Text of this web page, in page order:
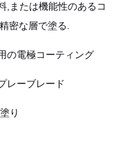
,または機能性のあるコ
密な層で塗る.
の電極コーティング
レーブレード
り